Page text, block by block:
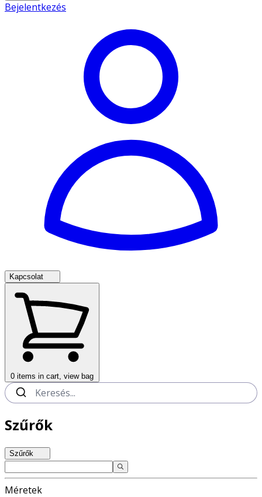
Bejelentkezés
Kapcsolat
0 items in cart, view bag
Szűrők
Szűrők
Méretek